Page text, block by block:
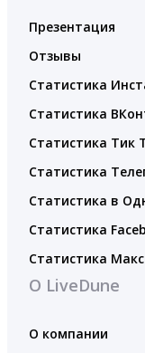
Презентация
Отзывы
Статистика
Статистика
Статистика Тик
Статистика
Статистика в
Статистика
Статистика Макс
О LiveDune
О компании